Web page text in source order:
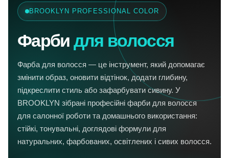
BROOKLYN PROFESSIONAL COLOR
Фарби для волосся
Фарба для волосся — це інструмент, який допомагає
змінити образ, оновити відтінок, додати глибину,
підкреслити стиль або зафарбувати сивину. У
BROOKLYN зібрані професійні фарби для волосся
для салонної роботи та домашнього використання:
стійкі, тонувальні, доглядові формули для
натуральних, фарбованих, освітлених і сивих волосся.